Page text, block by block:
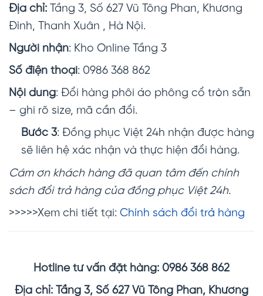
Địa chỉ: Tầng 3, Số 627 Vũ Tông Phan, Khương
Đình, Thanh Xuân , Hà Nội.
Người nhận: Kho Online Tầng 3
Số điện thoại: 0986 368 862
Nội dung: Đổi hàng phôi áo phông cổ tròn sẵn
– ghi rõ size, mã cần đổi.
Bước 3: Đồng phục Việt 24h nhận được hàng
sẽ liên hệ xác nhận và thực hiện đổi hàng.
Cám ơn khách hàng đã quan tâm đến chính
sách đổi trả hàng của đồng phục Việt 24h.
>>>>>Xem chi tiết tại: Chính sách đổi trả hàng
Hotline tư vấn đặt hàng: 0986 368 862
Địa chỉ: Tầng 3, Số 627 Vũ Tông Phan, Khương